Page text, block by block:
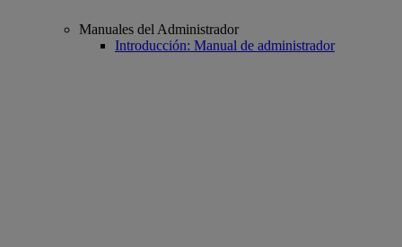
Manuales del Administrador
Introducción: Manual de administrador